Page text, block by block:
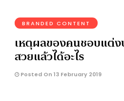
BRANDED CONTENT
เหตุผลของคนชอบแต่
สวยแล้วได้อะไร
Posted On 13 February 2019